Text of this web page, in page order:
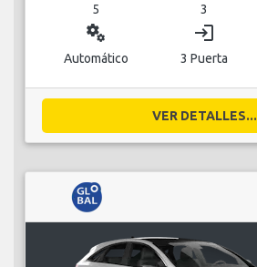
5 3
miscellaneous_services
Automático
login
3 Puerta
VER DETALLES...